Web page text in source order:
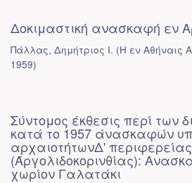
Δοκιμαστική ανασκαφή εν
Πάλλας, Δημήτριος Ι. (Η εν Αθήναις
1959)
Σύντομος έκθεσις περί των
κατά το 1957 άνασκαφών
αρχαιοτήτωνΔ' περιφερείας
(Άργολιδοκορινθίας):
χωρίον Γαλατάκι